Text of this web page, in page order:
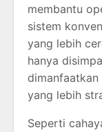
membantu
sistem
yang lebih
hanya
dimanfaatkan
yang lebih
Seperti